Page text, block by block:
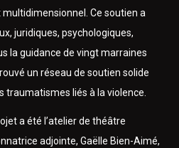
Ce soutien a
juridiques, psychologiques,
la guidance de vingt marraines
un réseau de soutien solide
traumatismes liés à la violence.
a été l’atelier de théâtre
adjointe, Gaëlle Bien-Aimé,